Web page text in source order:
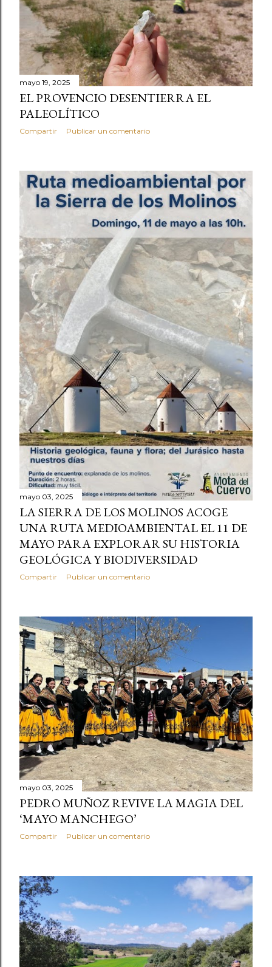
mayo 19, 2025
EL PROVENCIO DESENTIERRA EL
PALEOLÍTICO
Compartir Publicar un comentario
mayo 03, 2025
LA SIERRA DE LOS MOLINOS ACOGE
UNA RUTA MEDIOAMBIENTAL EL 11 DE
MAYO PARA EXPLORAR SU HISTORIA
GEOLÓGICA Y BIODIVERSIDAD
Compartir Publicar un comentario
mayo 03, 2025
PEDRO MUÑOZ REVIVE LA MAGIA DEL
‘MAYO MANCHEGO’
Compartir Publicar un comentario